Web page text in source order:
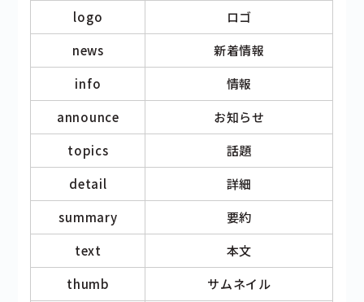
logo
ロゴ
news
新着情報
info
情報
announce
お知らせ
topics
話題
detail
詳細
summary
要約
text
本文
thumb
サムネイル